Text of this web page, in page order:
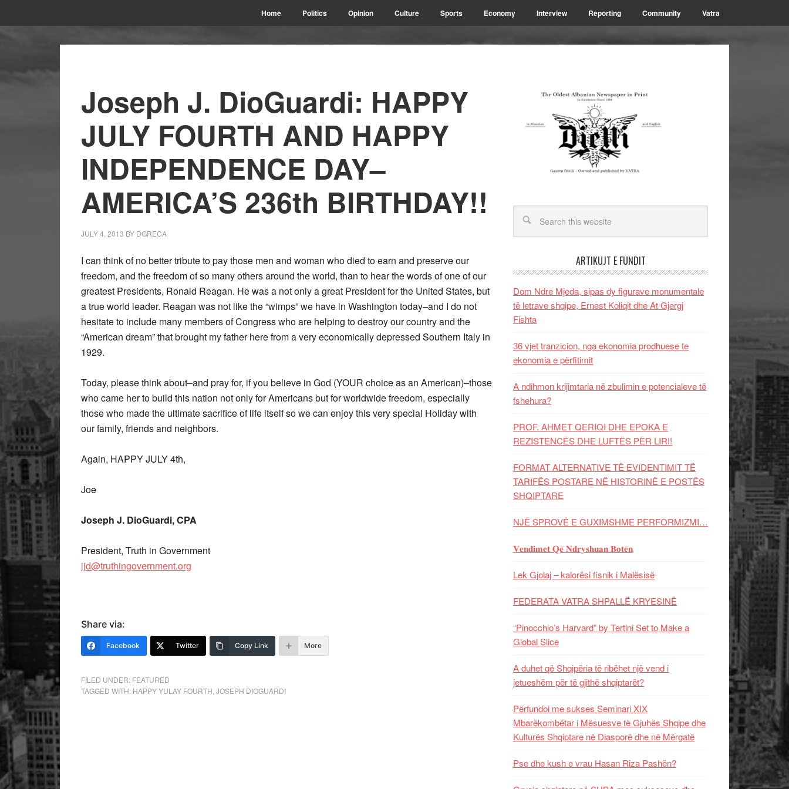
Home Politics Opinion Culture Sports Economy Interview Reporting Community Vatra
Joseph J. DioGuardi: HAPPY
JULY FOURTH AND HAPPY
INDEPENDENCE DAY–
AMERICA’S 236th BIRTHDAY!!
JULY 4, 2013 BY DGRECA
I can think of no better tribute to pay those men and woman who died to earn and preserve our
freedom, and the freedom of so many others around the world, than to hear the words of one of our
greatest Presidents, Ronald Reagan. He was a not only a great President for the United States, but
a true world leader. Reagan was not like the “wimps” we have in Washington today–and I do not
hesitate to include many members of Congress who are helping to destroy our country and the
“American dream” that brought my father here from a very economically depressed Southern Italy in
1929.
Today, please think about–and pray for, if you believe in God (YOUR choice as an American)–those
who came her to build this nation not only for Americans but for worldwide freedom, especially
those who made the ultimate sacrifice of life itself so we can enjoy this very special Holiday with
our family, friends and neighbors.
Again, HAPPY JULY 4th,
Joe
Joseph J. DioGuardi, CPA
President, Truth in Government
jjd@truthingovernment.org
Share via:
Facebook Twitter Copy Link More
FILED UNDER: FEATURED
TAGGED WITH: HAPPY YULAY FOURTH JOSEPH DIOGUARDI
ARTIKUJT E FUNDIT
Dom Ndre Mjeda, sipas dy figurave monumentale
të letrave shqipe, Ernest Koliqit dhe At Gjergj
Fishta
36 vjet tranzicion, nga ekonomia prodhuese te
ekonomia e përfitimit
A ndihmon krijimtaria në zbulimin e potencialeve të
fshehura?
PROF. AHMET QERIQI DHE EPOKA E
REZISTENCЁS DHE LUFTЁS PЁR LIRI!
FORMAT ALTERNATIVE TË EVIDENTIMIT TË
TARIFËS POSTARE NË HISTORINË E POSTËS
SHQIPTARE
NJË SPROVË E GUXIMSHME PERFORMIZMI…
𝐕𝐞𝐧𝐝𝐢𝐦𝐞𝐭 𝐐𝐞̈ 𝐍𝐝𝐫𝐲𝐬𝐡𝐮𝐚𝐧 𝐁𝐨𝐭𝐞̈𝐧
Lek Gjolaj – kalorësi fisnik i Malësisë
FEDERATA VATRA SHPALLË KRYESINË
“Pinocchio’s Harvard” by Tertini Set to Make a
Global Slice
A duhet që Shqipëria të ribëhet një vend i
jetueshëm për të gjithë shqiptarët?
Përfundoi me sukses Seminari XIX
Mbarëkombëtar i Mësuesve të Gjuhës Shqipe dhe
Kulturës Shqiptare në Diasporë dhe në Mërgatë
Pse dhe kush e vrau Hasan Riza Pashën?